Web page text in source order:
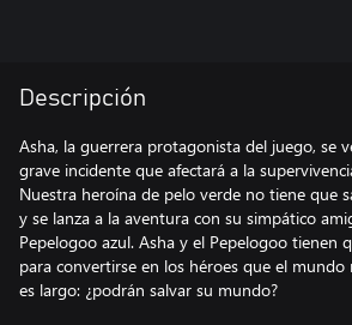
Descripción
Asha, la guerrera protagonista del juego, se
grave incidente que afectará a la
Nuestra heroína de pelo verde no tiene que
y se lanza a la aventura con su simpático
Pepelogoo azul. Asha y el Pepelogoo tienen
para convertirse en los héroes que el mundo
es largo: ¿podrán salvar su mundo?